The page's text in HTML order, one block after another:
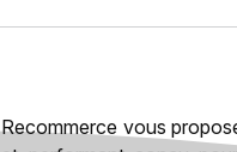
Recommerce vous